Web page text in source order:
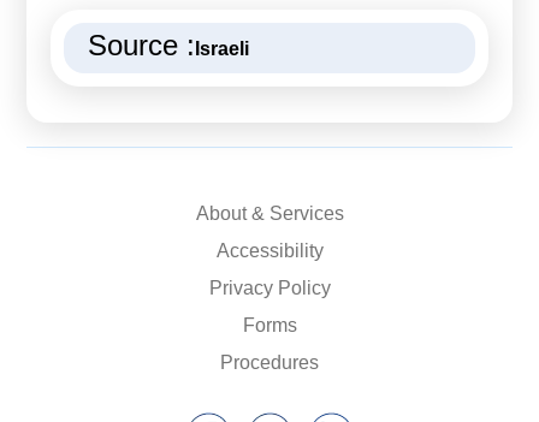
Source : Israeli
About & Services
Accessibility
Privacy Policy
Forms
Procedures